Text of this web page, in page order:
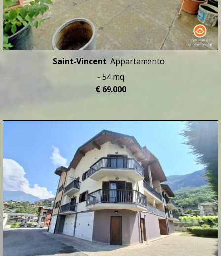
Saint-Vincent Appartamento
- 54 mq
€ 69.000